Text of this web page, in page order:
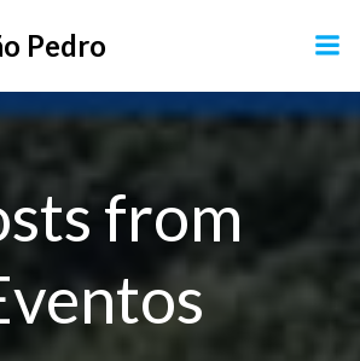
para
conteúdo
Pedro
from